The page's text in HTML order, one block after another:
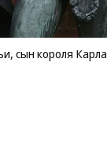
сын короля